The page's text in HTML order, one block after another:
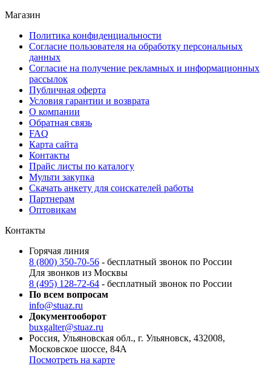
Магазин
Политика конфиденциальности
Согласие пользователя на обработку персональных
данных
Согласие на получение рекламных и информационных
рассылок
Публичная оферта
Условия гарантии и возврата
О компании
Обратная связь
FAQ
Карта сайта
Контакты
Прайс листы по каталогу
Мульти закупка
Скачать анкету для соискателей работы
Партнерам
Оптовикам
Контакты
Горячая линия
8 (800) 350-70-56 - бесплатный звонок по России
Для звонков из Москвы
8 (495) 128-72-64 - бесплатный звонок по России
По всем вопросам
info@stuaz.ru
Документооборот
buxgalter@stuaz.ru
Россия, Ульяновская обл., г. Ульяновск, 432008,
Московское шоссе, 84А
Посмотреть на карте